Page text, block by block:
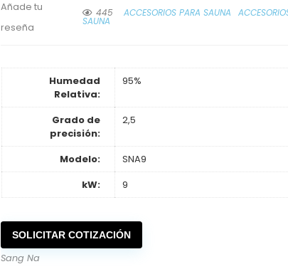
Añade tu
reseña
445 ACCESORIOS PARA SAUNA
SAUNA
Humedad
Relativa:
95%
Grado de
precisión:
2,5
Modelo:
SNA9
kW:
9
SOLICITAR COTIZACIÓN
Sang Na